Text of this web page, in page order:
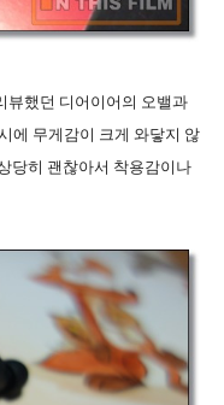
뷰했던 디어이어의 오밸과
에 무게감이 크게 와닿지 않
당히 괜찮아서 착용감이나